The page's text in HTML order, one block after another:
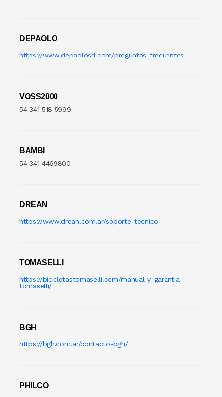
DEPAOLO
https://www.depaolosrl.com/preguntas-frecuentes
VOSS2000
54 341 518 5999
BAMBI
54 341 4469800
DREAN
https://www.drean.com.ar/soporte-tecnico
TOMASELLI
https://bicicletastomaselli.com/manual-y-garantia-
tomaselli/
BGH
https://bgh.com.ar/contacto-bgh/
PHILCO
RALLADOR DE QUES
Sierra Carnicera